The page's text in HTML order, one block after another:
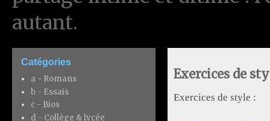
autant.
Exercices de
Exercices de style :
Catégories
a - Romans
b - Essais
c - Bios
d - Collège & lycée